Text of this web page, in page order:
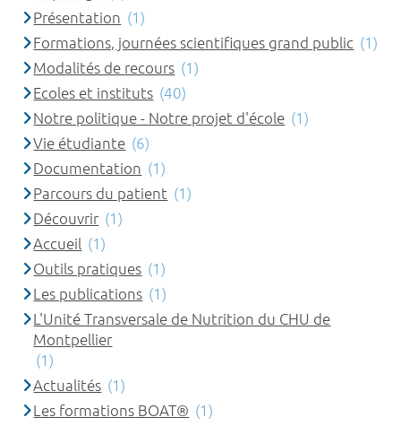
Présentation (1)
Formations, journées scientifiques grand public (1)
Modalités de recours (1)
Ecoles et instituts (40)
Notre politique - Notre projet d'école (1)
Vie étudiante (6)
Documentation (1)
Parcours du patient (1)
Découvrir (1)
Accueil (1)
Outils pratiques (1)
Les publications (1)
L'Unité Transversale de Nutrition du CHU de
Montpellier
(1)
Actualités (1)
Les formations BOAT® (1)